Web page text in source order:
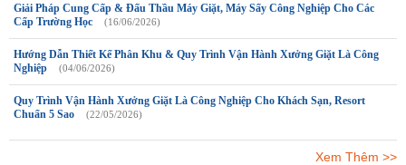
Giải Pháp Cung Cấp & Đấu Thầu Máy Giặt, Máy Sấy Công Nghiệp Cho Các
Cấp Trường Học
(16/06/2026)
Hướng Dẫn Thiết Kế Phân Khu & Quy Trình Vận Hành Xưởng Giặt Là Công
Nghiệp
(04/06/2026)
Quy Trình Vận Hành Xưởng Giặt Là Công Nghiệp Cho Khách Sạn, Resort
Chuẩn 5 Sao
(22/05/2026)
Xem Thêm >>